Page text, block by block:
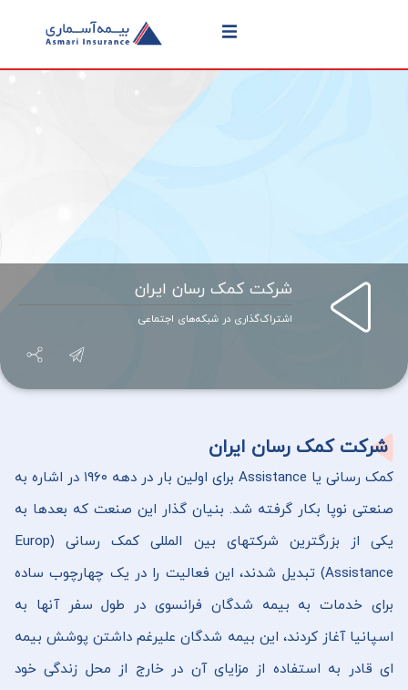
شرکت کمک رسان ایران
اشتراک‌گذاری در شبکه‌های اجتماعی
شرکت کمک رسان ایران
کمک رسانی یا Assistance برای اولین بار در دهه ۱۹۶۰ در اشاره به
صنعتی نوپا بکار گرفته شد. بنیان گذار این صنعت که بعدها به
یکی از بزرگترین شرکتهای بین المللی کمک رسانی (Europ
Assistance) تبدیل شدند، این فعالیت را در یک چهارچوب ساده
برای خدمات به بیمه شدگان فرانسوی در طول سفر آنها به
اسپانیا آغاز کردند، این بیمه شدگان علیرغم داشتن پوشش بیمه
ای قادر به استفاده از مزایای آن در خارج از محل زندگی خود